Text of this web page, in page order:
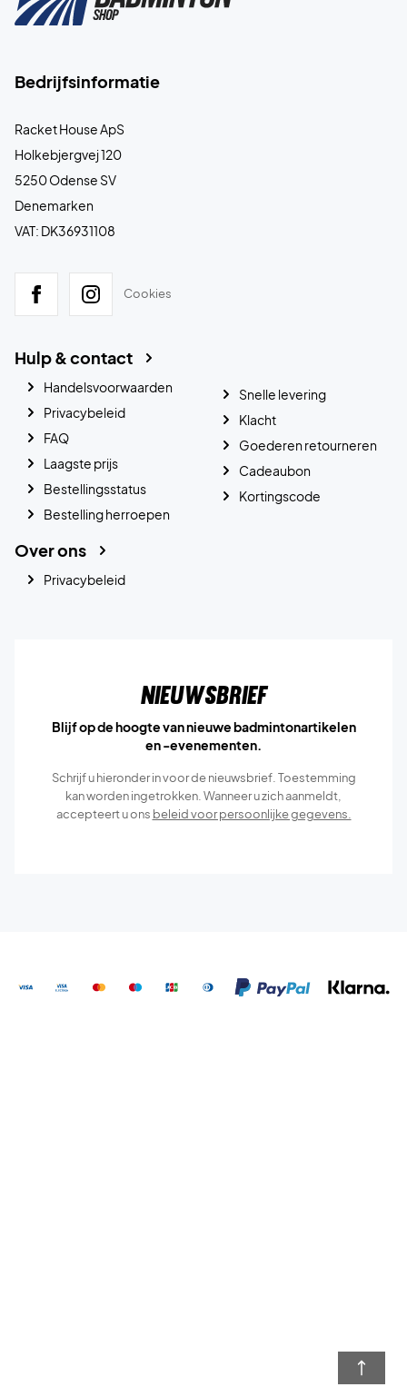
Bedrijfsinformatie
Racket House ApS
Holkebjergvej 120
5250 Odense SV
Denemarken
VAT: DK36931108
Cookies
Hulp & contact
Handelsvoorwaarden
Privacybeleid
FAQ
Laagste prijs
Bestellingsstatus
Bestelling herroepen
Snelle levering
Klacht
Goederen retourneren
Cadeaubon
Kortingscode
Over ons
Privacybeleid
Nieuwsbrief
Blijf op de hoogte van nieuwe badmintonartikelen
en -evenementen.
Schrijf u hieronder in voor de nieuwsbrief. Toestemming
kan worden ingetrokken. Wanneer u zich aanmeldt,
accepteert u ons beleid voor persoonlijke gegevens.